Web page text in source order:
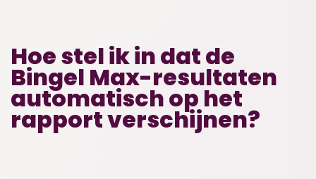
Hoe stel ik in dat de
Bingel Max-resultaten
automatisch op het
rapport verschijnen?